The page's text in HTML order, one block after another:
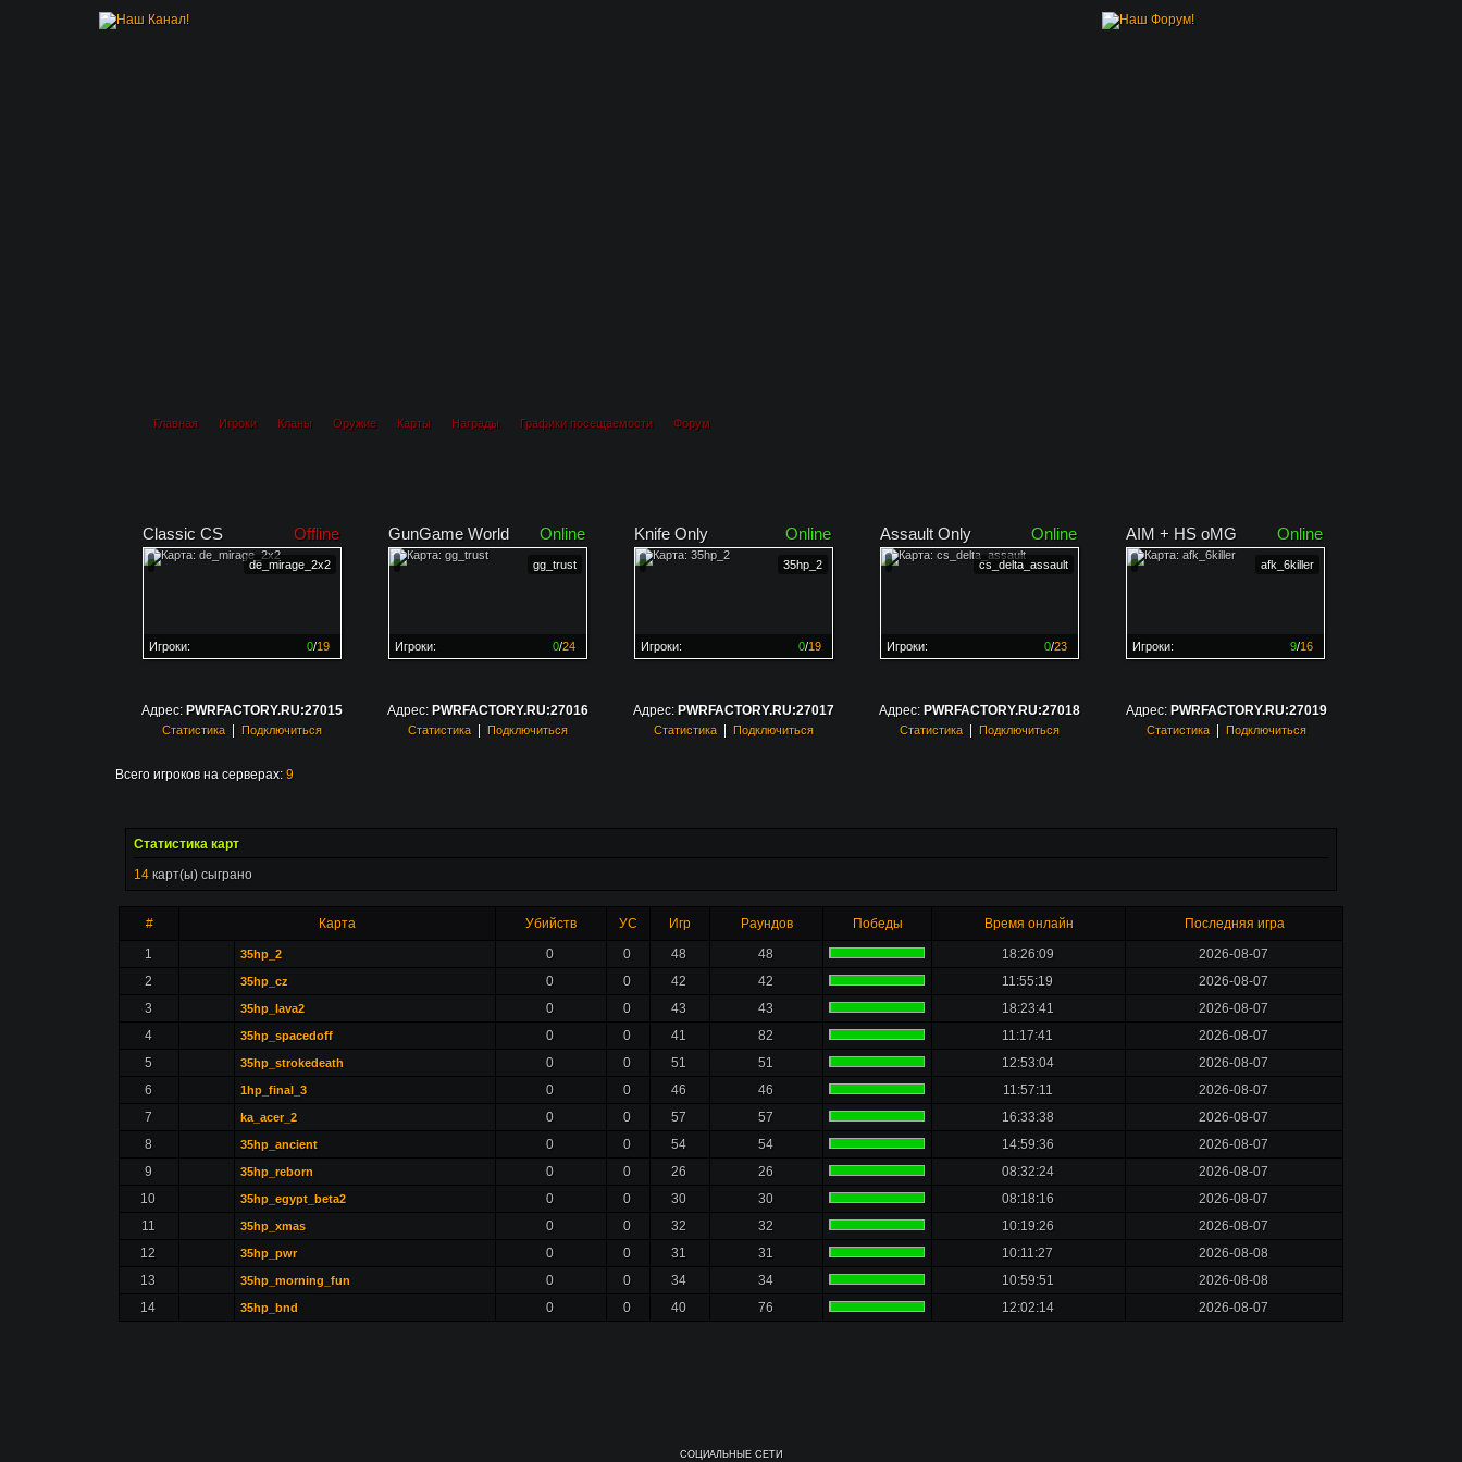
Главная Игроки Кланы Оружие Карты Награды Графики посещаемости Форум
Classic CS Offline
de_mirage_2x2
0/19
Игроки:
GunGame World Online
gg_trust
0/24
Игроки:
Knife Only Online
35hp_2
0/19
Игроки:
Assault Only Online
cs_delta_assault
0/23
Игроки:
AIM + HS oMG Online
afk_6killer
9/16
Игроки:
Адрес: PWRFACTORY.RU:27015
Статистика| Подключиться
Адрес: PWRFACTORY.RU:27016
Статистика| Подключиться
Адрес: PWRFACTORY.RU:27017
Статистика| Подключиться
Адрес: PWRFACTORY.RU:27018
Статистика| Подключиться
Адрес: PWRFACTORY.RU:27019
Статистика| Подключиться
Всего игроков на серверах: 9
Статистика карт
14 карт(ы) сыграно
# Карта Убийств УС Игр Раундов Победы Время онлайн
Последняя игра
1
35hp_2 0 0 48 48 18:26:09
2026-08-07
2
35hp_cz 0 0 42 42 11:55:19
2026-08-07
3
35hp_lava2 0 0 43 43 18:23:41
2026-08-07
4
35hp_spacedoff 0 0 41 82 11:17:41
2026-08-07
5
35hp_strokedeath 0 0 51 51 12:53:04
2026-08-07
6
1hp_final_3 0 0 46 46 11:57:11
2026-08-07
7
ka_acer_2 0 0 57 57 16:33:38
2026-08-07
8
35hp_ancient 0 0 54 54 14:59:36
2026-08-07
9
35hp_reborn 0 0 26 26 08:32:24
2026-08-07
10
35hp_egypt_beta2 0 0 30 30 08:18:16
2026-08-07
11
35hp_xmas 0 0 32 32 10:19:26
2026-08-07
12
35hp_pwr 0 0 31 31 10:11:27
2026-08-08
13
35hp_morning_fun 0 0 34 34 10:59:51
2026-08-08
14
35hp_bnd 0 0 40 76 12:02:14 2026-08-07
СОЦИАЛЬНЫЕ СЕТИ